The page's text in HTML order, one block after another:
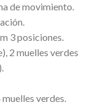
de movimiento.
2 muelles verdes
verdes.